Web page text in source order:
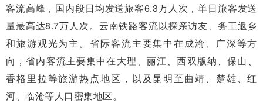
客流高峰，国内段日均发送旅客6.3万人次，单日旅客发送
量最高达8.7万人次。云南铁路客流以探亲访友、务工返乡
和旅游观光为主。省际客流主要集中在成渝、广深等方
向，省内客流主要集中在大理、丽江、西双版纳、保山、
香格里拉等旅游热点地区，以及昆明至曲靖、楚雄、红
河、临沧等人口密集地区。